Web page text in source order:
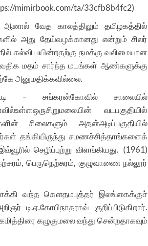
mimirbook.com/ta/33cfb8b4fc2)
வேத காலத்திலும் தமிழகத்தில்
அது தேய்வழக்கானது என்றும் சிலர்
கல்வி பயின்றதற்கு நமக்கு வலிமையான
மதம் சார்ந்த மடங்கள் ஆண்களுக்கு
அனுமதிக்கவில்லை.
– சங்கரன்கோவில் சாலையில்
வடபகுதியில்
அதன்அடிப்பகுதியில்
தங்கியிருந்து சமணச்சித்தாங்களைக்
செழிப்புற்று விளங்கியது. (1961)
பெருநெற்சுரம், குழுவாணை நல்லூர்
வந்த கௌதமபுத்தர் இலங்கைக்குச்
குறிப்பிடுகிறார்.
கழுகுமலை வந்து சென்றதாகவும்